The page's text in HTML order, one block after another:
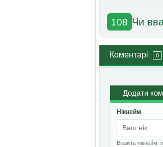
108 Чи
Коментарі 0
Додати
Нікнейм
Вкажіть нікнейм,